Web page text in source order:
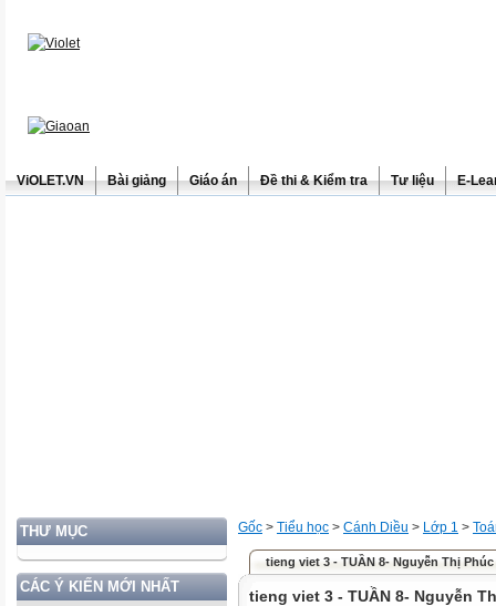
ViOLET.VN Bài giảng Giáo án Đề thi & Kiểm tra Tư liệu E-
THƯ MỤC
CÁC Ý KIẾN MỚI NHẤT
Gốc > Tiểu học > Cánh Diều > Lớp 1 >
tieng viet 3 - TUẦN 8- Nguyễn Thị Phúc
tieng viet 3 - TUẦN 8- Nguyễn